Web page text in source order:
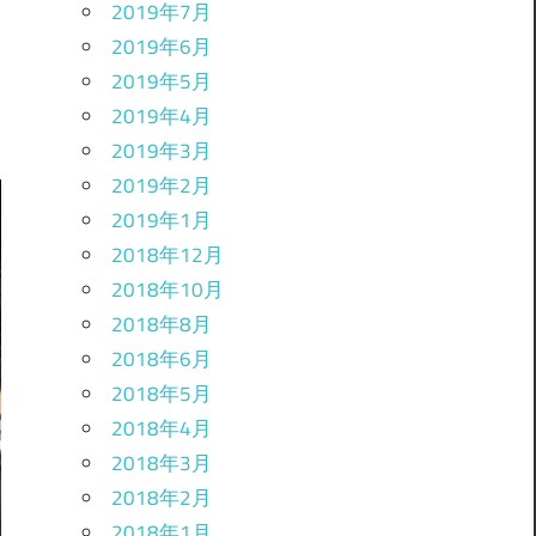
2019年7月
2019年6月
2019年5月
2019年4月
2019年3月
2019年2月
2019年1月
2018年12月
2018年10月
2018年8月
2018年6月
2018年5月
2018年4月
2018年3月
2018年2月